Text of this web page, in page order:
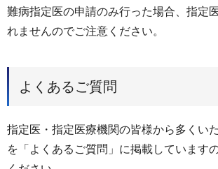
難病指定医の申請のみ行った場合、指定
れませんのでご注意ください。
よくあるご質問
指定医・指定医療機関の皆様から多くい
を「よくあるご質問」に掲載しています